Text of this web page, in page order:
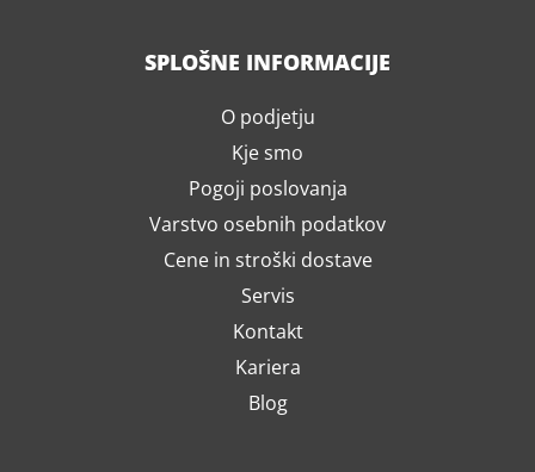
SPLOŠNE INFORMACIJE
O podjetju
Kje smo
Pogoji poslovanja
Varstvo osebnih podatkov
Cene in stroški dostave
Servis
Kontakt
Kariera
Blog